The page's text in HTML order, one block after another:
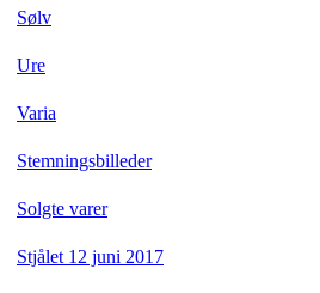
Sølv
Ure
Varia
Stemningsbilleder
Solgte varer
Stjålet 12 juni 2017